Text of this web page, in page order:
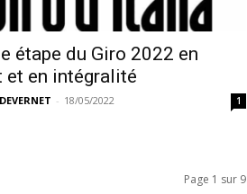
étape du Giro 2022 en
et en intégralité
- 18/05/2022 1
Page 1 sur 9